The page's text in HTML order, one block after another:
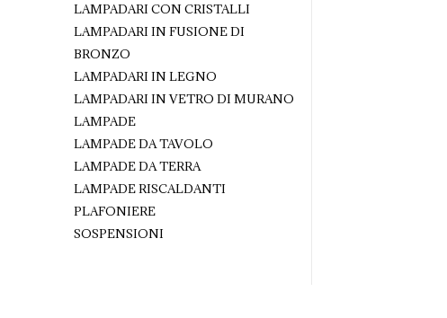
LAMPADARI CON CRISTALLI
LAMPADARI IN FUSIONE DI
BRONZO
LAMPADARI IN LEGNO
LAMPADARI IN VETRO DI MURANO
LAMPADE
LAMPADE DA TAVOLO
LAMPADE DA TERRA
LAMPADE RISCALDANTI
PLAFONIERE
SOSPENSIONI